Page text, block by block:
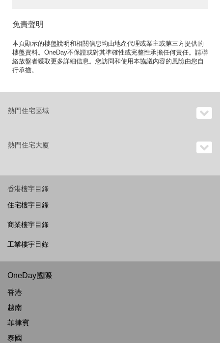
免責聲明
本頁顯示的樓盤說明和相關信息均由地產代理或業主或第三方提供的
樓盤資料。OneDay不保證或對其準確性或完整性承擔任何責任。請聯
絡放盤者獲取更多詳細信息。您訪問和使用本協議內容的風險由您自
行承擔。
熱門住宅區域
熱門住宅大廈
香港樓宇目錄
住宅樓宇目錄
商業樓宇目錄
工業樓宇目錄
OneDay國際
香港
越南
菲律賓
泰國